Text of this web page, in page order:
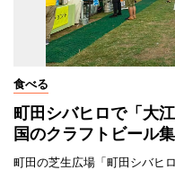
食べる
町田シバヒロで「大
国のクラフトビール
町田の芝生広場「町田シバヒ